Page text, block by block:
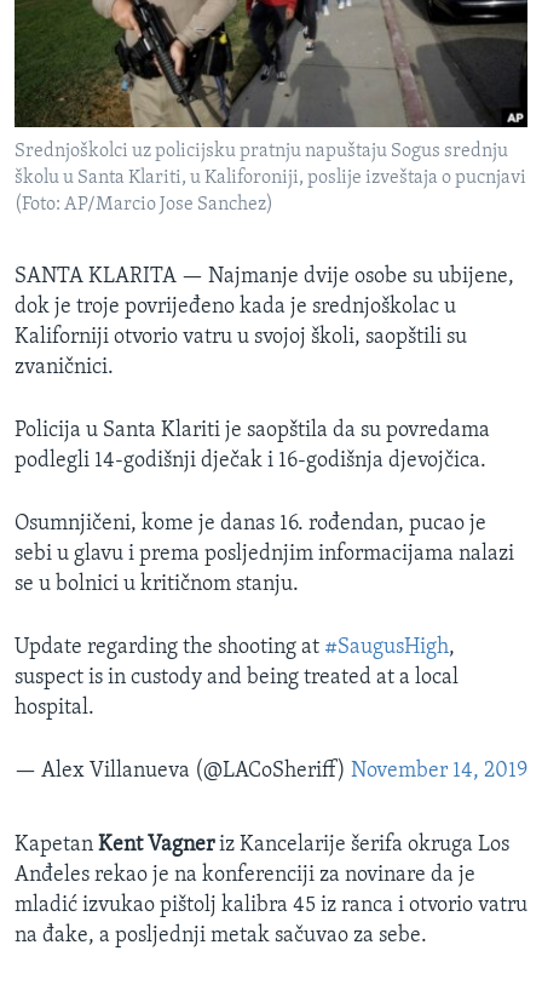
MAGAZIN
O GLASU AMERIKE
Learning English
PRATITE NAS
Jezici
Srednjoškolci uz policijsku pratnju napuštaju Sogus srednju
školu u Santa Klariti, u Kaliforoniji, poslije izveštaja o pucnjavi
(Foto: AP/Marcio Jose Sanchez)
SANTA KLARITA — Najmanje dvije osobe su ubijene,
dok je troje povrijeđeno kada je srednjoškolac u
Kaliforniji otvorio vatru u svojoj školi, saopštili su
zvaničnici.
Policija u Santa Klariti je saopštila da su povredama
podlegli 14-godišnji dječak i 16-godišnja djevojčica.
Osumnjičeni, kome je danas 16. rođendan, pucao je
sebi u glavu i prema posljednjim informacijama nalazi
se u bolnici u kritičnom stanju.
Update regarding the shooting at #SaugusHigh,
suspect is in custody and being treated at a local
hospital.
— Alex Villanueva (@LACoSheriff) November 14, 2019
Kapetan Kent Vagneriz Kancelarije šerifa okruga Los
Anđeles rekao je na konferenciji za novinare da je
mladić izvukao pištolj kalibra 45 iz ranca i otvorio vatru
na đake, a posljednji metak sačuvao za sebe.